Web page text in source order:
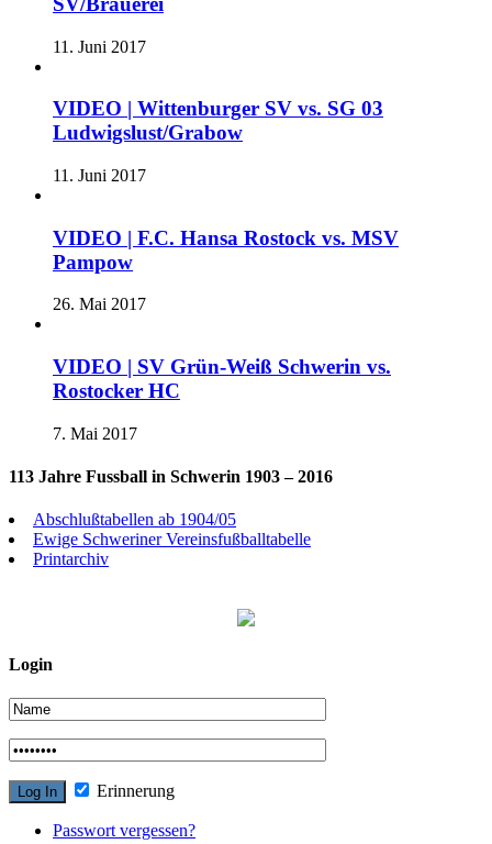
11. Juni 2017
VIDEO | Wittenburger SV vs. SG 03
Ludwigslust/Grabow
11. Juni 2017
VIDEO | F.C. Hansa Rostock vs. MSV
Pampow
26. Mai 2017
VIDEO | SV Grün-Weiß Schwerin vs.
Rostocker HC
7. Mai 2017
113 Jahre Fussball in Schwerin 1903 – 2016
Abschlußtabellen ab 1904/05
Ewige Schweriner Vereinsfußballtabelle
Printarchiv
Login
Erinnerung
Passwort vergessen?